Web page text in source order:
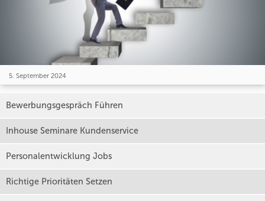
5. September 2024
Bewerbungsgespräch Führen
Inhouse Seminare Kundenservice
Personalentwicklung Jobs
Richtige Prioritäten Setzen